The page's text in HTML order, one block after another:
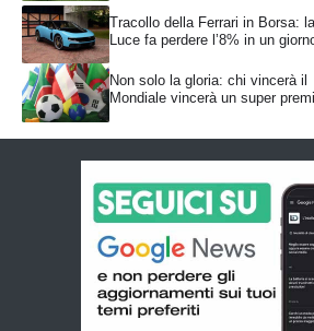
Tracollo della Ferrari in Borsa: la
Luce fa perdere l’8% in un
Non solo la gloria: chi vincerà il
Mondiale vincerà un super